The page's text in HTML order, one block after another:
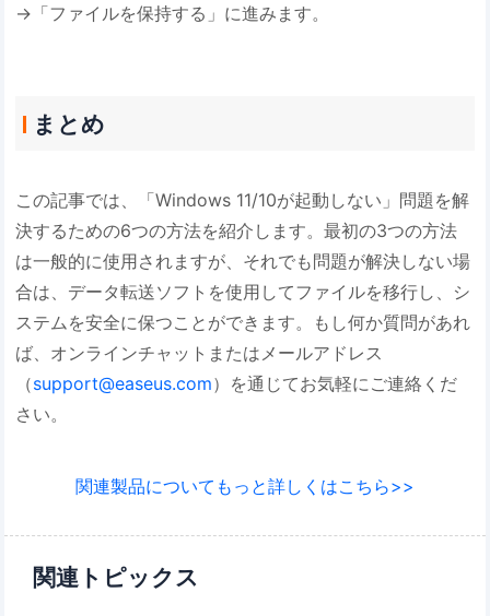
→「ファイルを保持する」に進みます。
まとめ
この記事では、「Windows 11/10が起動しない」問題を解
決するための6つの方法を紹介します。最初の3つの方法
は一般的に使用されますが、それでも問題が解決しない場
合は、データ転送ソフトを使用してファイルを移行し、シ
ステムを安全に保つことができます。もし何か質問があれ
ば、オンラインチャットまたはメールアドレス
（support@easeus.com）を通じてお気軽にご連絡くだ
さい。
関連製品についてもっと詳しくはこちら>>
関連トピックス